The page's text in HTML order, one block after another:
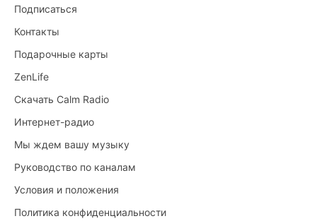
Подписаться
Контакты
Подарочные карты
ZenLife
Скачать Calm Radio
Интернет-радио
Мы ждем вашу музыку
Руководство по каналам
Условия и положения
Политика конфиденциальности